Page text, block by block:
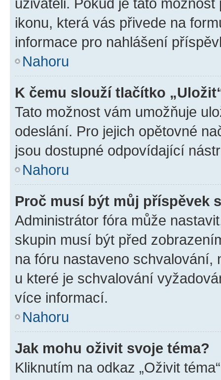
ikonu, která vás přivede na
informace pro nahlášení
Nahoru
K čemu slouží tlačítko
Tato možnost vám umožňuje
odeslání. Pro jejich opětovné
jsou dostupné odpovídající
Nahoru
Proč musí být můj příspěvek
Administrátor fóra může
skupin musí být před
na fóru nastaveno schvalování,
u které je schvalování
více informací.
Nahoru
Jak mohu oživit svoje téma?
Kliknutím na odkaz „Oživit